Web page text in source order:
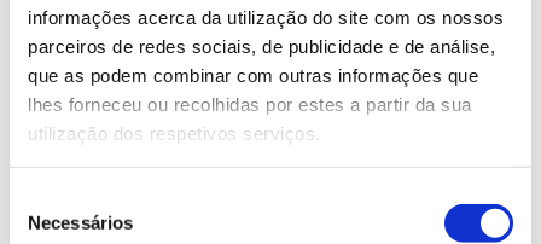
informações acerca da utilização do site com os nossos
parceiros de redes sociais, de publicidade e de análise,
que as podem combinar com outras informações que
lhes forneceu ou recolhidas por estes a partir da sua
utilização dos respetivos serviços.
Necessários
13.07.2026
Genoma do priolo e de outras espécies em risco:
conhecer para conservar